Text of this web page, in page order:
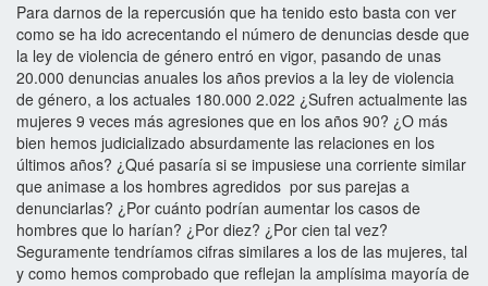
Para darnos de la repercusión que ha tenido esto basta con ver
como se ha ido acrecentando el número de denuncias desde que
la ley de violencia de género entró en vigor, pasando de unas
20.000 denuncias anuales los años previos a la ley de violencia
de género, a los actuales 180.000 2.022 ¿Sufren actualmente las
mujeres 9 veces más agresiones que en los años 90? ¿O más
bien hemos judicializado absurdamente las relaciones en los
últimos años? ¿Qué pasaría si se impusiese una corriente similar
que animase a los hombres agredidos por sus parejas a
denunciarlas? ¿Por cuánto podrían aumentar los casos de
hombres que lo harían? ¿Por diez? ¿Por cien tal vez?
Seguramente tendríamos cifras similares a los de las mujeres, tal
y como hemos comprobado que reflejan la amplísima mayoría de